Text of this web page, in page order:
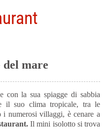
del mare
con la sua spiagge di sabbia
il suo clima tropicale, tra le
i numerosi villaggi, è cenare a
Il mini isolotto si trova